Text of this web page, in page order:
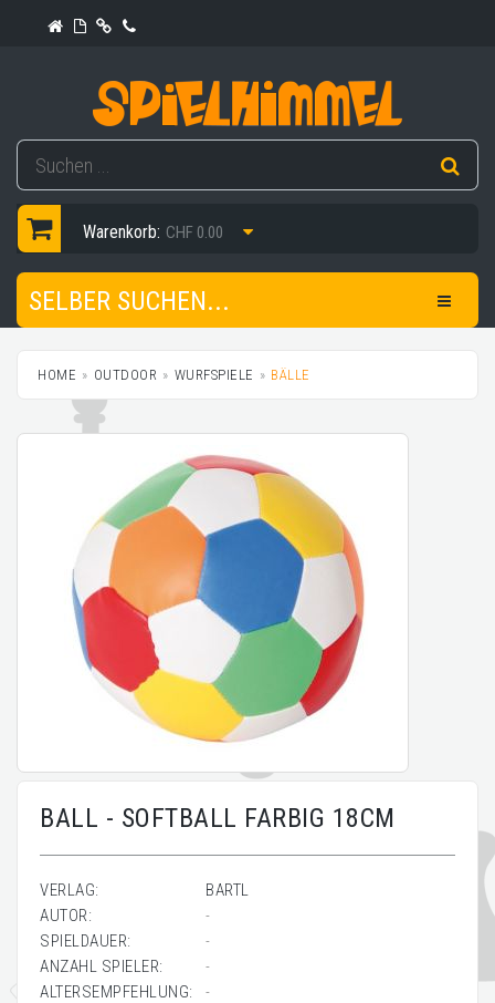
Warenkorb: CHF 0.00
SELBER SUCHEN...
HOME OUTDOOR WURFSPIELE BÄLLE
BALL - SOFTBALL FARBIG 18CM
VERLAG:
BARTL
AUTOR:
-
SPIELDAUER:
-
ANZAHL SPIELER:
-
ALTERSEMPFEHLUNG:
-